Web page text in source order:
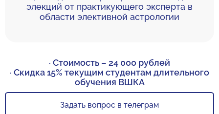
элекций от практикующего эксперта в
области элективной астрологии
· Стоимость – 24 000 рублей
· Скидка 15% текущим студентам длительного
обучения ВШКА
Задать вопрос в телеграм